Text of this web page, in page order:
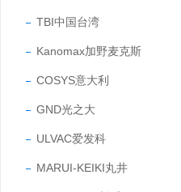
TBI中国台湾
Kanomax加野麦克斯
COSYS意大利
GND光之大
ULVAC爱发科
MARUI-KEIKI丸井